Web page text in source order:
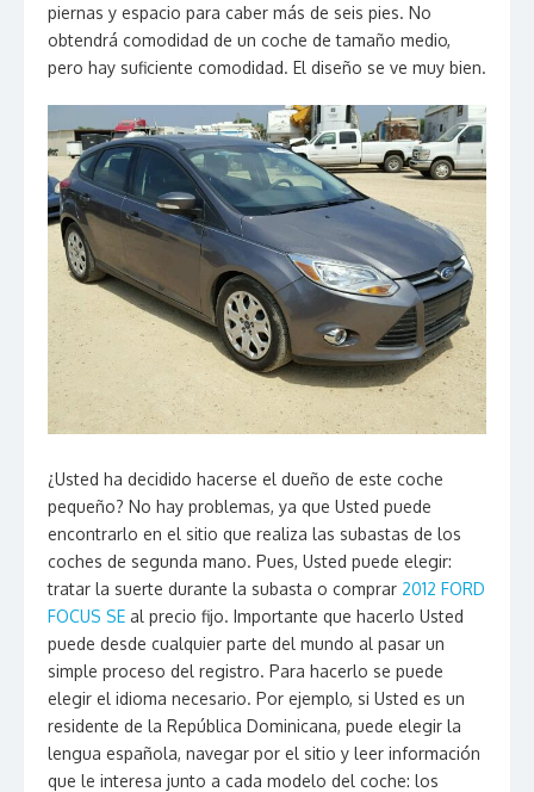
piernas y espacio para caber más de seis pies. No
obtendrá comodidad de un coche de tamaño medio,
pero hay suficiente comodidad. El diseño se ve muy bien.
¿Usted ha decidido hacerse el dueño de este coche
pequeño? No hay problemas, ya que Usted puede
encontrarlo en el sitio que realiza las subastas de los
coches de segunda mano. Pues, Usted puede elegir:
tratar la suerte durante la subasta o comprar 2012 FORD
FOCUS SE al precio fijo. Importante que hacerlo Usted
puede desde cualquier parte del mundo al pasar un
simple proceso del registro. Para hacerlo se puede
elegir el idioma necesario. Por ejemplo, si Usted es un
residente de la República Dominicana, puede elegir la
lengua española, navegar por el sitio y leer información
que le interesa junto a cada modelo del coche: los